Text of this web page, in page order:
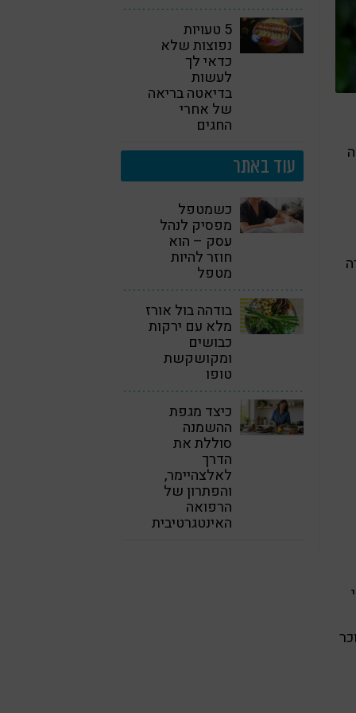
5 טעויות
נפוצות שלא
כדאי לך
לעשות
בדיאטה בריאה
של אחרי
החגים
עוד באתר
כשמטפל
מפסיק לנהל
עסק – הוא
חוזר להיות
מטפל
בודהה בול אורז
מלא עם ירקות
כבושים
ומקושקשת
טופו
כיצד מגפת
ההשמנה
סוללת את
הדרך
לאלצהיימר,
והפתרון של
הרפואה
האינטגרטיבית